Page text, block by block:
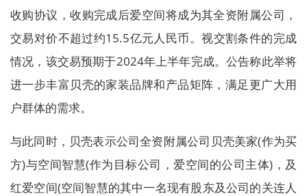
收购协议，收购完成后爱空间将成为其全资附属公司，
交易对价不超过约15.5亿元人民币。视交割条件的完成
情况，该交易预期于2024年上半年完成。公告称此举将
进一步丰富贝壳的家装品牌和产品矩阵，满足更广大用
户群体的需求。
与此同时，贝壳表示公司全资附属公司贝壳美家(作为买
方)与空间智慧(作为目标公司，爱空间的公司主体)，及
红爱空间(空间智慧的其中一名现有股东及公司的关连人